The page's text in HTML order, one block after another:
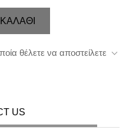
θέλετε να αποστείλετε
US